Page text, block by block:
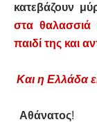
κατεβάζουν
στα θαλασσιά
παιδί της και
Και η Ελλάδα
Αθάνατος!